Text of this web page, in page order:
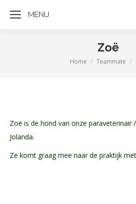
MENU
Zoë
Je bent hier:
Home Teammate
Zoë is de hond van onze paraveterinair
Jolanda.
Ze komt graag mee naar de praktijk